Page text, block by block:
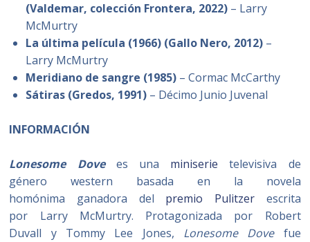
(Valdemar, colección Frontera, 2022) – Larry
McMurtry
La última película (1966) (Gallo Nero, 2012) –
Larry McMurtry
Meridiano de sangre (1985) – Cormac McCarthy
Sátiras (Gredos, 1991) – Décimo Junio Juvenal
INFORMACIÓN
Lonesome Dovees una miniserie televisiva de
género western basada en la novela
homónima ganadora del premio Pulitzerescrita
por Larry McMurtry. Protagonizada por Robert
Duvall y Tommy Lee Jones, Lonesome Dovefue